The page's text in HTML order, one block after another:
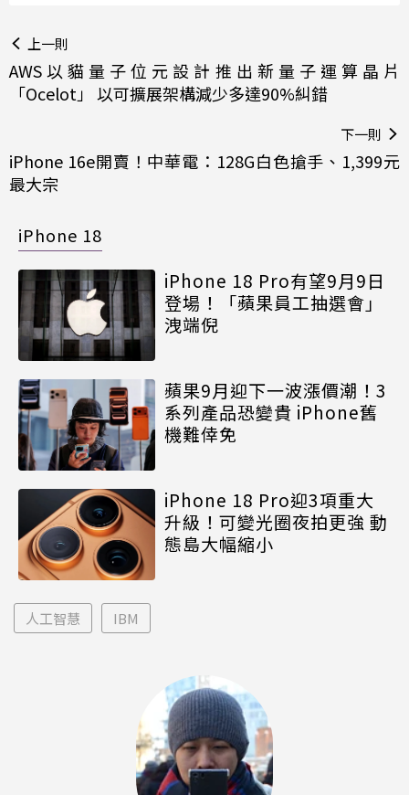
上一則
AWS以貓量子位元設計推出新量子運算晶片
「Ocelot」 以可擴展架構減少多達90%糾錯
下一則
iPhone 16e開賣！中華電：128G白色搶手、1,399元
最大宗
iPhone 18
iPhone 18 Pro有望9月9日
登場！「蘋果員工抽選會」
洩端倪
蘋果9月迎下一波漲價潮！3
系列產品恐變貴 iPhone舊
機難倖免
iPhone 18 Pro迎3項重大
升級！可變光圈夜拍更強 動
態島大幅縮小
人工智慧 IBM